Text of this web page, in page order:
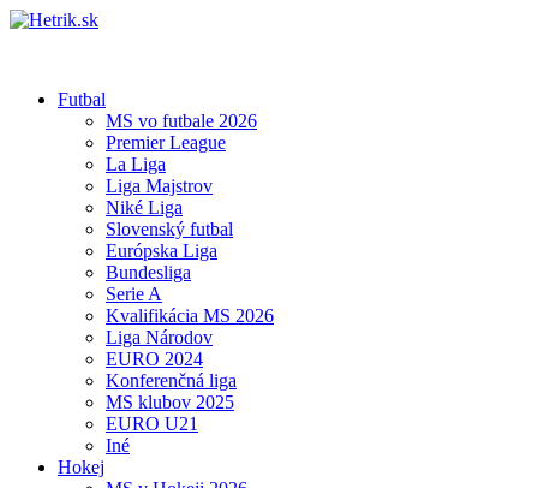
Futbal
MS vo futbale 2026
Premier League
La Liga
Liga Majstrov
Niké Liga
Slovenský futbal
Európska Liga
Bundesliga
Serie A
Kvalifikácia MS 2026
Liga Národov
EURO 2024
Konferenčná liga
MS klubov 2025
EURO U21
Iné
Hokej